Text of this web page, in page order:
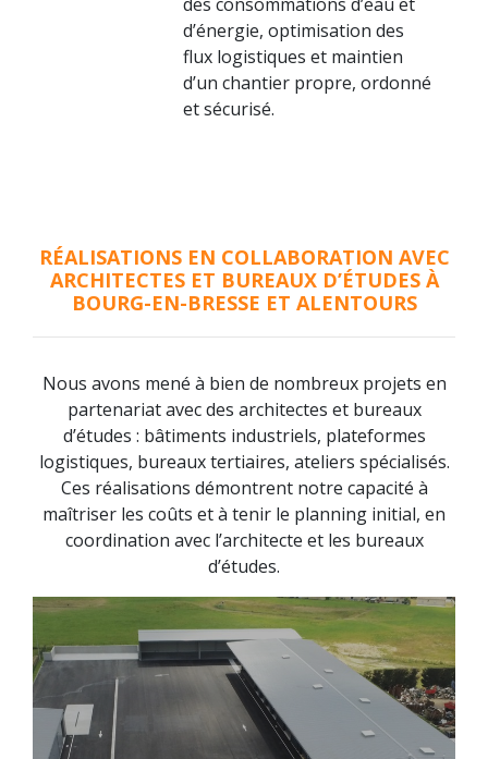
d’énergie, optimisation des
flux logistiques et maintien
d’un chantier propre, ordonné
et sécurisé.
RÉALISATIONS EN COLLABORATION AVEC
ARCHITECTES ET BUREAUX D’ÉTUDES À
BOURG-EN-BRESSE ET ALENTOURS
Nous avons mené à bien de nombreux projets en
partenariat avec des architectes et bureaux
d’études : bâtiments industriels, plateformes
logistiques, bureaux tertiaires, ateliers spécialisés.
Ces réalisations démontrent notre capacité à
maîtriser les coûts et à tenir le planning initial, en
coordination avec l’architecte et les bureaux
d’études.